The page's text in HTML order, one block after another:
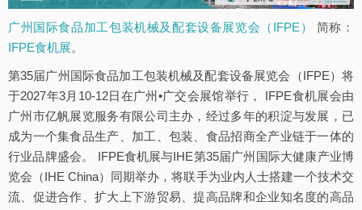
广州国际食品加工包装机械及配套设备展览会（IFPE）
简称：
IFPE食机展。
第35届广州国际食品加工包装机械及配套设备展览会（IFPE）将
于2027年3月10-12日在广州•广交会展馆举行， IFPE食机展会由
广州市亿帆展览服务有限公司主办，经过多年的积淀与发展，已
成为一个集食品生产、加工、包装、食品招商全产业链于一体的
行业品牌盛会。 IFPE食机展与IHE第35届广州国际大健康产业博
览会（IHE China）同期举办，将联手为业内人士搭建一个技术交
流、促进合作、扩大上下游贸易、提高品牌和企业知名度的高品